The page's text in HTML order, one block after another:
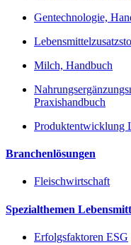
Gentechnologie,
Milch, Handbuch
Praxishandbuch
Produktentwicklung
Branchenlösungen
Fleischwirtschaft
Spezialthemen
Erfolgsfaktoren ESG